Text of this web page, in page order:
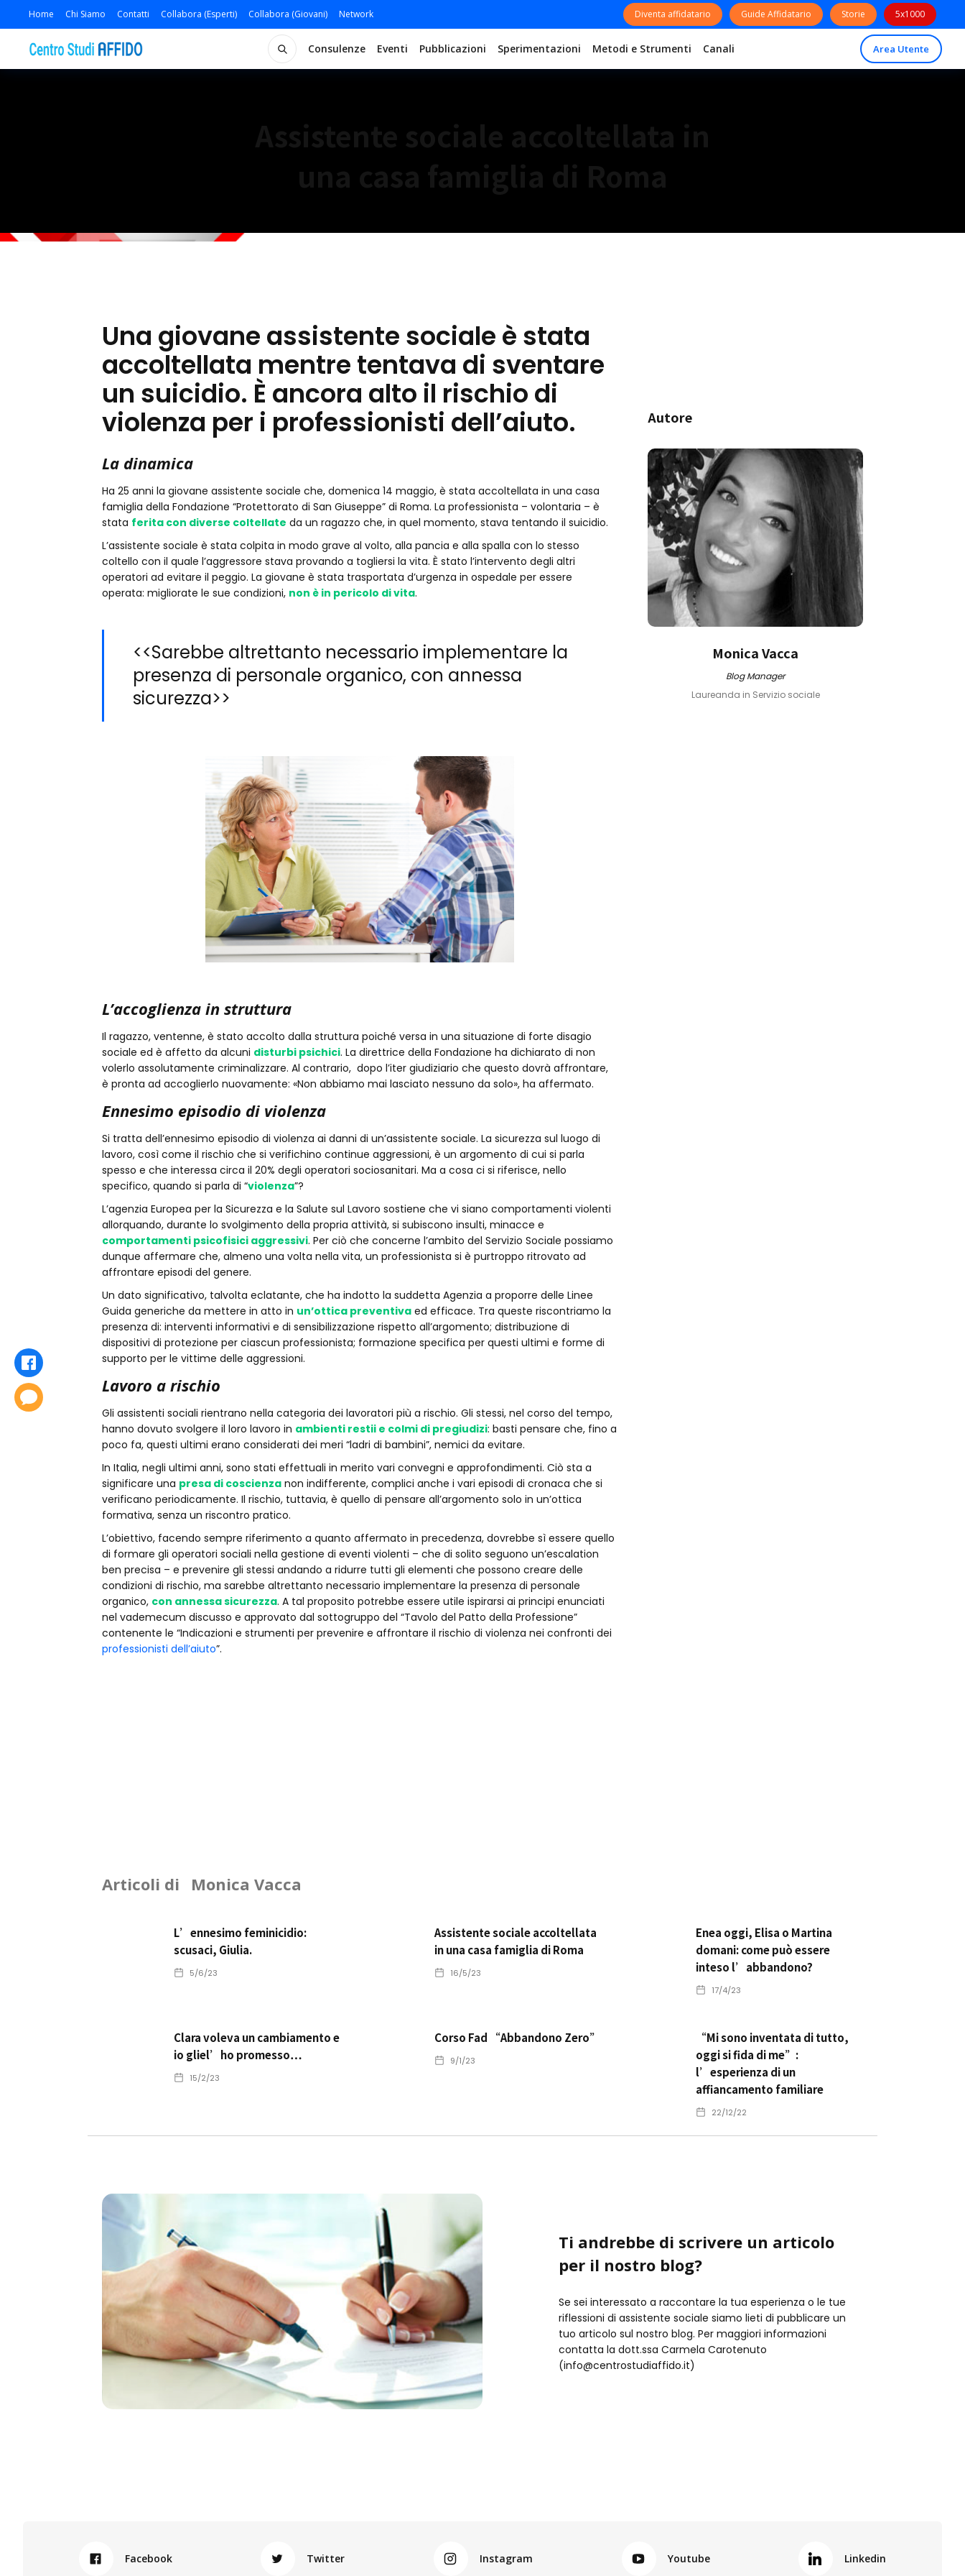
Home Chi Siamo Contatti Collabora (Esperti) Collabora (Giovani) Network Diventa affidatario Guide Affidatario Storie 5x1000
Consulenze Eventi Pubblicazioni Sperimentazioni Metodi e Strumenti Canali Area Utente
Una giovane assistente sociale è stata
accoltellata mentre tentava di sventare
un suicidio. È ancora alto il rischio di
violenza per i professionisti dell’aiuto.
La dinamica
Ha 25 anni la giovane assistente sociale che, domenica 14 maggio, è stata accoltellata in una casa
famiglia della Fondazione “Protettorato di San Giuseppe” di Roma. La professionista – volontaria – è
stata ferita con diverse coltellate da un ragazzo che, in quel momento, stava tentando il suicidio.
L’assistente sociale è stata colpita in modo grave al volto, alla pancia e alla spalla con lo stesso
coltello con il quale l’aggressore stava provando a togliersi la vita. È stato l’intervento degli altri
operatori ad evitare il peggio. La giovane è stata trasportata d’urgenza in ospedale per essere
operata: migliorate le sue condizioni, non è in pericolo di vita.
<<Sarebbe altrettanto necessario implementare la
presenza di personale organico, con annessa
sicurezza>>
L’accoglienza in struttura
Il ragazzo, ventenne, è stato accolto dalla struttura poiché versa in una situazione di forte disagio
sociale ed è affetto da alcuni disturbi psichici. La direttrice della Fondazione ha dichiarato di non
volerlo assolutamente criminalizzare. Al contrario, dopo l’iter giudiziario che questo dovrà affrontare,
è pronta ad accoglierlo nuovamente: «Non abbiamo mai lasciato nessuno da solo», ha affermato.
Ennesimo episodio di violenza
Si tratta dell’ennesimo episodio di violenza ai danni di un’assistente sociale. La sicurezza sul luogo di
lavoro, così come il rischio che si verifichino continue aggressioni, è un argomento di cui si parla
spesso e che interessa circa il 20% degli operatori sociosanitari. Ma a cosa ci si riferisce, nello
specifico, quando si parla di “violenza”?
L’agenzia Europea per la Sicurezza e la Salute sul Lavoro sostiene che vi siano comportamenti violenti
allorquando, durante lo svolgimento della propria attività, si subiscono insulti, minacce e
comportamenti psicofisici aggressivi. Per ciò che concerne l’ambito del Servizio Sociale possiamo
dunque affermare che, almeno una volta nella vita, un professionista si è purtroppo ritrovato ad
affrontare episodi del genere.
Un dato significativo, talvolta eclatante, che ha indotto la suddetta Agenzia a proporre delle Linee
Guida generiche da mettere in atto in un’ottica preventiva ed efficace. Tra queste riscontriamo la
presenza di: interventi informativi e di sensibilizzazione rispetto all’argomento; distribuzione di
dispositivi di protezione per ciascun professionista; formazione specifica per questi ultimi e forme di
supporto per le vittime delle aggressioni.
Lavoro a rischio
Gli assistenti sociali rientrano nella categoria dei lavoratori più a rischio. Gli stessi, nel corso del tempo,
hanno dovuto svolgere il loro lavoro in ambienti restii e colmi di pregiudizi: basti pensare che, fino a
poco fa, questi ultimi erano considerati dei meri “ladri di bambini”, nemici da evitare.
In Italia, negli ultimi anni, sono stati effettuali in merito vari convegni e approfondimenti. Ciò sta a
significare una presa di coscienza non indifferente, complici anche i vari episodi di cronaca che si
verificano periodicamente. Il rischio, tuttavia, è quello di pensare all’argomento solo in un’ottica
formativa, senza un riscontro pratico.
L’obiettivo, facendo sempre riferimento a quanto affermato in precedenza, dovrebbe sì essere quello
di formare gli operatori sociali nella gestione di eventi violenti – che di solito seguono un’escalation
ben precisa – e prevenire gli stessi andando a ridurre tutti gli elementi che possono creare delle
condizioni di rischio, ma sarebbe altrettanto necessario implementare la presenza di personale
organico, con annessa sicurezza. A tal proposito potrebbe essere utile ispirarsi ai principi enunciati
nel vademecum discusso e approvato dal sottogruppo del “Tavolo del Patto della Professione”
contenente le “Indicazioni e strumenti per prevenire e affrontare il rischio di violenza nei confronti dei
professionisti dell’aiuto”.
Autore
Monica Vacca
Blog Manager
Laureanda in Servizio sociale
Articoli di Monica Vacca
L’ennesimo feminicidio:
scusaci, Giulia.
5/6/23
Assistente sociale accoltellata
in una casa famiglia di Roma
16/5/23
Enea oggi, Elisa o Martina
domani: come può essere
inteso l’abbandono?
17/4/23
Clara voleva un cambiamento e
io gliel’ho promesso…
15/2/23
Corso Fad “Abbandono Zero”
9/1/23
“Mi sono inventata di tutto,
oggi si fida di me”:
l’esperienza di un
affiancamento familiare
22/12/22
Ti andrebbe di scrivere un articolo
per il nostro blog?
Se sei interessato a raccontare la tua esperienza o le tue
riflessioni di assistente sociale siamo lieti di pubblicare un
tuo articolo sul nostro blog. Per maggiori informazioni
contatta la dott.ssa Carmela Carotenuto
(info@centrostudiaffido.it)
Facebook Twitter Instagram Youtube Linkedin